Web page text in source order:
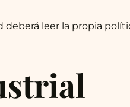
leer la propia